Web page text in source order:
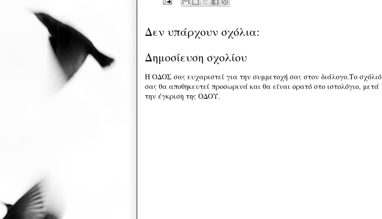
Δεν υπάρχουν σχόλια:
Δημοσίευση σχολίου
Η ΟΔΟΣ σας ευχαριστεί για την συμμετοχή σας στον διάλογο.Το σχόλιό
σας θα αποθηκευτεί προσωρινά και θα είναι ορατό στο ιστολόγιο, μετά
την έγκριση της ΟΔΟΥ.